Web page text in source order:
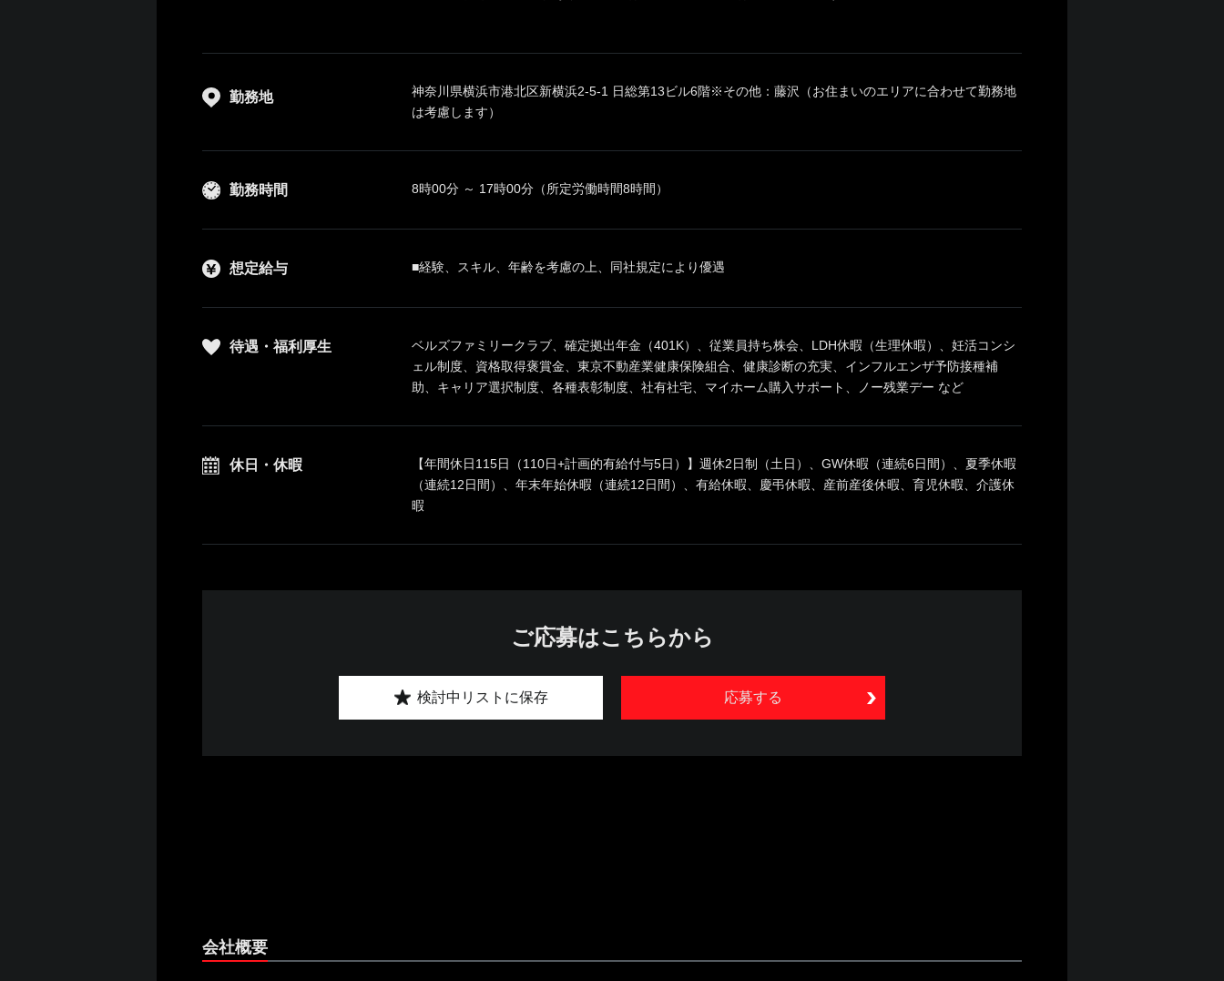
勤務地
神奈川県横浜市港北区新横浜2-5-1 日総第13ビル6階※その他：藤沢（お住まいのエリアに合わせて勤務地
は考慮します）
勤務時間 8時00分 ～ 17時00分（所定労働時間8時間）
想定給与 ■経験、スキル、年齢を考慮の上、同社規定により優遇
待遇・福利厚生
ベルズファミリークラブ、確定拠出年金（401K）、従業員持ち株会、LDH休暇（生理休暇）、妊活コンシ
ェル制度、資格取得褒賞金、東京不動産業健康保険組合、健康診断の充実、インフルエンザ予防接種補
助、キャリア選択制度、各種表彰制度、社有社宅、マイホーム購入サポート、ノー残業デー など
休日・休暇
【年間休日115日（110日+計画的有給付与5日）】週休2日制（土日）、GW休暇（連続6日間）、夏季休暇
（連続12日間）、年末年始休暇（連続12日間）、有給休暇、慶弔休暇、産前産後休暇、育児休暇、介護休
暇
ご応募はこちらから
応募する
検討中リストに保存
会社概要